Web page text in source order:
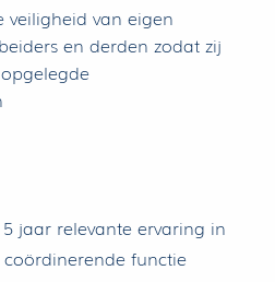
van eigen
en derden zodat zij
jaar relevante ervaring in
functie